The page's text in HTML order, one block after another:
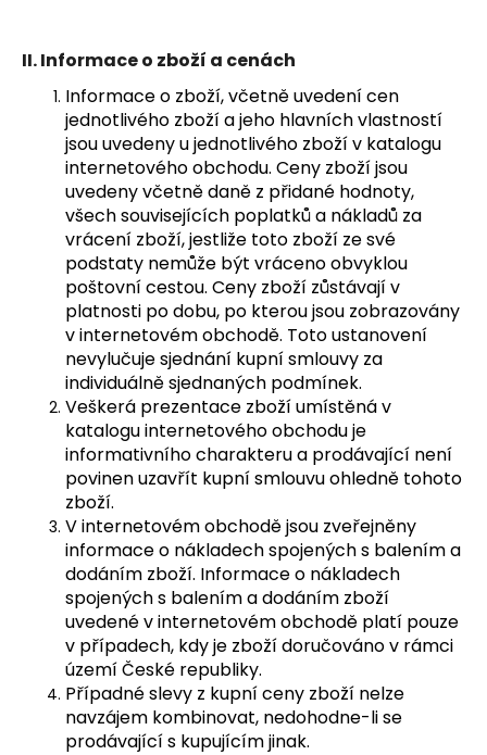
II.Informace o zboží a cenách
Informace o zboží, včetně uvedení cen
jednotlivého zboží a jeho hlavních vlastností
jsou uvedeny u jednotlivého zboží v katalogu
internetového obchodu. Ceny zboží jsou
uvedeny včetně daně z přidané hodnoty,
všech souvisejících poplatků a nákladů za
vrácení zboží, jestliže toto zboží ze své
podstaty nemůže být vráceno obvyklou
poštovní cestou. Ceny zboží zůstávají v
platnosti po dobu, po kterou jsou zobrazovány
v internetovém obchodě. Toto ustanovení
nevylučuje sjednání kupní smlouvy za
individuálně sjednaných podmínek.
Veškerá prezentace zboží umístěná v
katalogu internetového obchodu je
informativního charakteru a prodávající není
povinen uzavřít kupní smlouvu ohledně tohoto
zboží.
V internetovém obchodě jsou zveřejněny
informace o nákladech spojených s balením a
dodáním zboží. Informace o nákladech
spojených s balením a dodáním zboží
uvedené v internetovém obchodě platí pouze
v případech, kdy je zboží doručováno v rámci
území České republiky.
Případné slevy z kupní ceny zboží nelze
navzájem kombinovat, nedohodne-li se
prodávající s kupujícím jinak.
u
j
LEONA
DELUXE
KVĚTY